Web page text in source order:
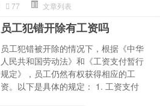
77 文章列表
员工犯错开除有工资吗
员工犯错被开除的情况下，根据《中华
人民共和国劳动法》和《工资支付暂行
规定》，员工仍然有权获得相应的工
资。以下是具体的规定： 1. 工资支付